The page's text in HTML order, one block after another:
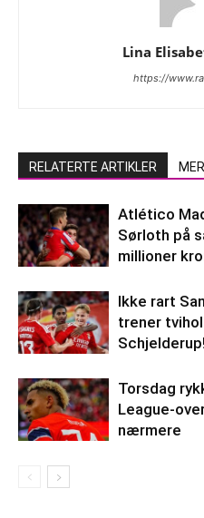
Lina
https://
RELATERTE ARTIKLER
Atlético
Sørloth på
millioner
Ikke rart
trener
Schjelderup!
Torsdag
League-
nærmere